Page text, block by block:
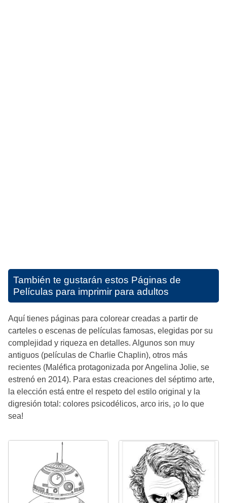
También te gustarán estos Páginas de
Películas para imprimir para adultos
Aquí tienes páginas para colorear creadas a partir de
carteles o escenas de películas famosas, elegidas por su
complejidad y riqueza en detalles. Algunos son muy
antiguos (películas de Charlie Chaplin), otros más
recientes (Maléfica protagonizada por Angelina Jolie, se
estrenó en 2014). Para estas creaciones del séptimo arte,
la elección está entre el respeto del estilo original y la
digresión total: colores psicodélicos, arco iris, ¡o lo que
sea!